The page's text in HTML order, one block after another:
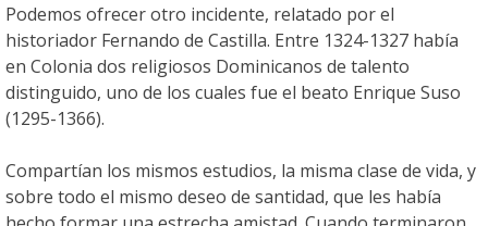
Podemos ofrecer otro incidente, relatado por el
historiador Fernando de Castilla. Entre 1324-1327 había
en Colonia dos religiosos Dominicanos de talento
distinguido, uno de los cuales fue el beato Enrique Suso
(1295-1366).
Compartían los mismos estudios, la misma clase de vida, y
sobre todo el mismo deseo de santidad, que les había